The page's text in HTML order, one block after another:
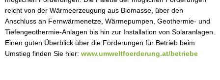
reicht von der Wärmeerzeugung aus Biomasse, über den
Anschluss an Fernwärmenetze, Wärmepumpen, Geothermie- und
Tiefengeothermie-Anlagen bis hin zur Installation von Solaranlagen.
Einen guten Überblick über die Förderungen für Betrieb beim
Umstieg finden Sie hier: www.umweltfoerderung.at/betriebe